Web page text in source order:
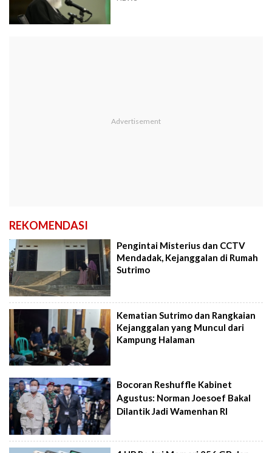
REKOMENDASI
Pengintai Misterius dan CCTV
Mendadak, Kejanggalan di Rumah
Sutrimo
Kematian Sutrimo dan Rangkaian
Kejanggalan yang Muncul dari
Kampung Halaman
Bocoran Reshuffle Kabinet
Agustus: Norman Joesoef Bakal
Dilantik Jadi Wamenhan RI